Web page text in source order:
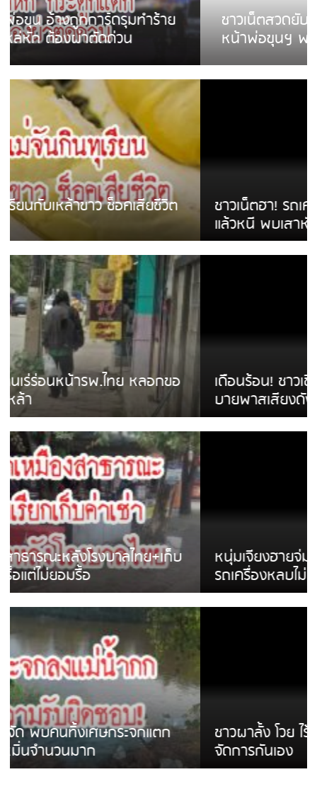
ชาวเน็ตสวดยับ! พบพม่าเร่ขายพวงมาลัย
หน้าพ่อขุนฯ พอไม่ซื้อเดินตาม
ชาวเน็ตฮา! รถเครื่องแม่สายชนป้ายร้านโลงศพ
แล้วหนี พบเสาหัก เบรคหัก หวิดได้ใช้บริการ
เดือนร้อน! ชาวเชียงรายบ่นรถ Isuzu สีขาวซิ่ง
บายพาสเสียงดังสร้างความรำคาญ
หนุ่มเจียงฮายจ่ม พบถังน้ำดื่มตกกลางถนน
รถเครื่องหลบไม่ทันล้มบาดเจ็บ
ชาวผาลั้ง โวย ไร้หน่วยงานดูแล ดินสไลด์ ต้อง
จัดการกันเอง